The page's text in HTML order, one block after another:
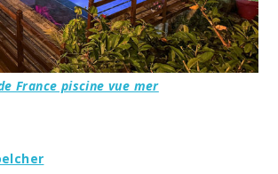
France piscine vue mer